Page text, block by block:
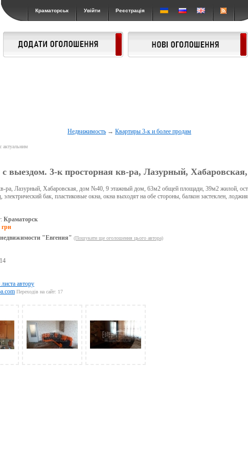
Краматорськ Увійти Реєстрація
Недвижимость →Квартиры 3-к и более продам
актуальним
с выездом. 3-к просторная кв-ра, Лазурный,
ра, Лазурный, Хабаровская, дом №40, 9 этажный дом, 63м2 общей площади, 39м2 жилой,
электрический бак, пластиковые окна, окна выходят на обе стороны, балкон застеклен,
Краматорск
грн
"Евгения" (Пошукати ще оголошення цього автора)
автору
Переходів на сайт: 17